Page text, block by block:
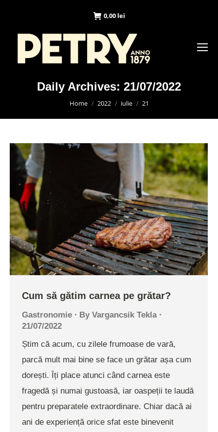
0,00 lei
Daily Archives: 21/07/2022
You are here:
Home 2022 iulie 21
Cum să gătim carnea pe grătar?
Gastronomie By Vargancsik Tekla
21/07/2022
Știm că acum, cu zilele frumoase de vară,
parcă mult mai bine se face un grătar așa cum
dorești. Îți place atunci când carnea este
fragedă și numai gustoasă, iar oaspeții te laudă
pentru preparatele extraordinare. Chiar dacă ai
ani de experiență orice sfat este binevenit